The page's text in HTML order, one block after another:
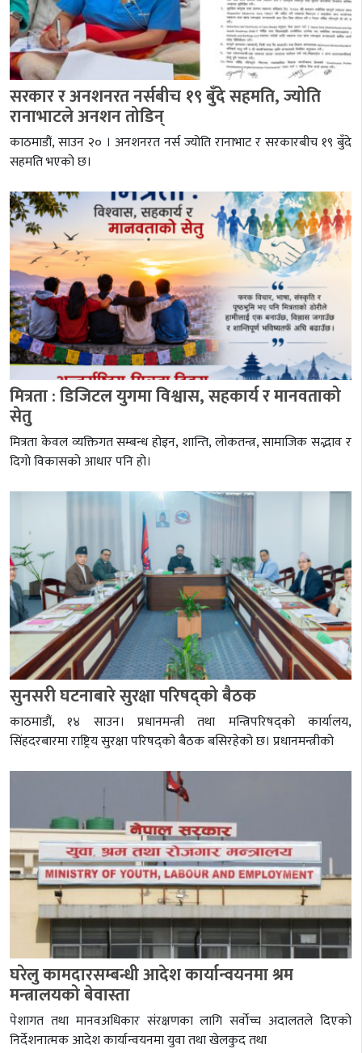
सरकार र अनशनरत नर्सबीच १९ बुँदे सहमति, ज्योति
रानाभाटले अनशन तोडिन्
काठमाडौं, साउन २० । अनशनरत नर्स ज्योति रानाभाट र सरकारबीच १९ बुँदे
सहमति भएको छ।
मित्रता : डिजिटल युगमा विश्वास, सहकार्य र मानवताको
सेतु
मित्रता केवल व्यक्तिगत सम्बन्ध होइन, शान्ति, लोकतन्त्र, सामाजिक सद्भाव र
दिगो विकासको आधार पनि हो।
सुनसरी घटनाबारे सुरक्षा परिषद्को बैठक
काठमाडौं, १४ साउन। प्रधानमन्त्री तथा मन्त्रिपरिषद्को कार्यालय,
सिंहदरबारमा राष्ट्रिय सुरक्षा परिषद्को बैठक बसिरहेको छ। प्रधानमन्त्रीको
घरेलु कामदारसम्बन्धी आदेश कार्यान्वयनमा श्रम
मन्त्रालयको बेवास्ता
पेशागत तथा मानवअधिकार संरक्षणका लागि सर्वोच्च अदालतले दिएको
निर्देशनात्मक आदेश कार्यान्वयनमा युवा तथा खेलकुद तथा